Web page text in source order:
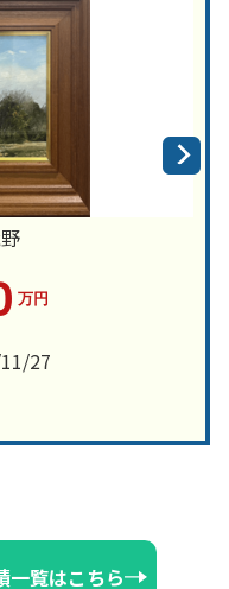
万円
27
一覧はこちら